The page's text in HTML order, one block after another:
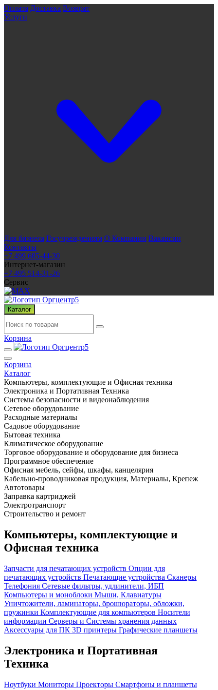
Оплата Доставка Возврат
Услуги
Для бизнеса Госучреждениям О Компании Вакансии
Контакты
+7 499 685-44-30
Интернет-магазин
+7 495 514-31-26
Сервис
Каталог
Корзина
Корзина
Каталог
Компьютеры, комплектующие и Офисная техника
Электроника и Портативная Техника
Системы безопасности и видеонаблюдения
Сетевое оборудование
Расходные материалы
Садовое оборудование
Бытовая техника
Климатическое оборудование
Торговое оборудование и оборудование для бизнеса
Программное обеспечение
Офисная мебель, сейфы, шкафы, канцелярия
Кабельно-проводниковая продукция, Материалы, Крепеж
Автотовары
Заправка картриджей
Электротранспорт
Строительство и ремонт
Компьютеры, комплектующие и
Офисная техника
Запчасти для печатающих устройств Опции для
печатающих устройств Печатающие устройства Сканеры
Телефония Сетевые фильтры, удлинители, ИБП
Компьютеры и моноблоки Мыши, Клавиатуры
Уничтожители, ламинаторы, брошюраторы, обложки,
пружинки Комплектующие для компьютеров Носители
информации Серверы и Системы хранения данных
Аксессуары для ПК 3D принтеры Графические планшеты
Электроника и Портативная
Техника
Ноутбуки Мониторы Проекторы Смартфоны и планшеты